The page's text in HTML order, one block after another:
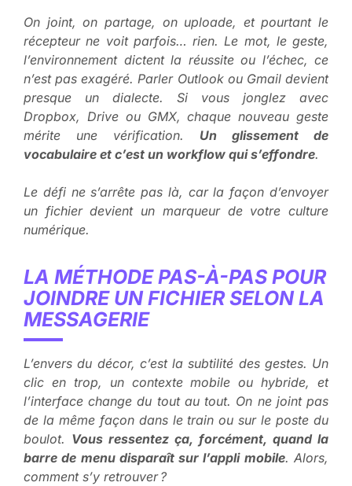
On joint, on partage, on uploade, et pourtant le
récepteur ne voit parfois… rien. Le mot, le geste,
l’environnement dictent la réussite ou l’échec, ce
n’est pas exagéré.Parler Outlook ou Gmail devient
presque un dialecte. Si vous jonglez avec
Dropbox, Drive ou GMX, chaque nouveau geste
mérite une vérification. Un glissement de
vocabulaire et c’est un workflow qui s’effondre.
Le défi ne s’arrête pas là, car la façon d’envoyer
un fichier devient un marqueur de votre culture
numérique.
LA MÉTHODE PAS-À-PAS POUR
JOINDRE UN FICHIER SELON LA
MESSAGERIE
L’envers du décor, c’est la subtilité des gestes. Un
clic en trop, un contexte mobile ou hybride, et
l’interface change du tout au tout. On ne joint pas
de la même façon dans le train ou sur le poste du
boulot. Vous ressentez ça, forcément, quand la
barre de menu disparaît sur l’appli mobile. Alors,
comment s’y retrouver ?